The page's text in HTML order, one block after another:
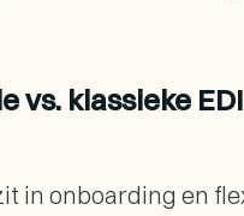
vs. klassieke
in onboarding en